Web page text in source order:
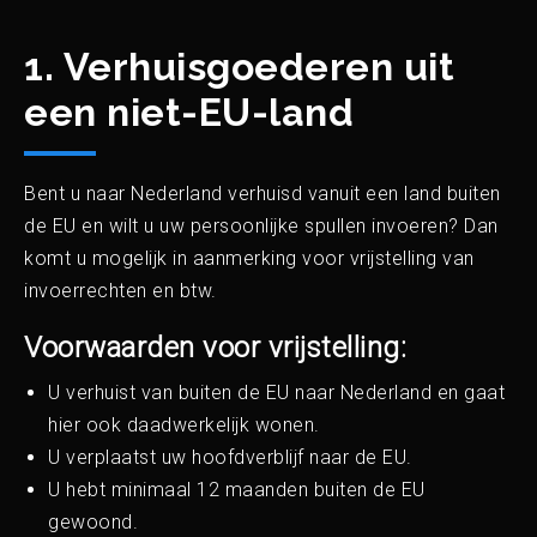
1. Verhuisgoederen uit
een niet-EU-land
Bent u naar Nederland verhuisd vanuit een land buiten
de EU en wilt u uw persoonlijke spullen invoeren? Dan
komt u mogelijk in aanmerking voor vrijstelling van
invoerrechten en btw.
Voorwaarden voor vrijstelling:
U verhuist van buiten de EU naar Nederland en gaat
hier ook daadwerkelijk wonen.
U verplaatst uw hoofdverblijf naar de EU.
U hebt minimaal 12 maanden buiten de EU
gewoond.